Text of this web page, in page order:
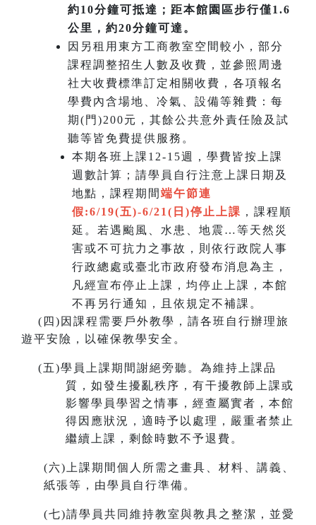
約10分鐘可抵達；距本館園區步行僅1.6
公里，約20分鐘可達。
因另租用東方工商教室空間較小，部分
課程調整招生人數及收費，並參照周邊
社大收費標準訂定相關收費，各項報名
學費內含場地、冷氣、設備等雜費：每
期(門)200元，其餘公共意外責任險及試
聽等皆免費提供服務。
本期各班上課12-15週，學費皆按上課
週數計算；請學員自行注意上課日期及
地點，課程期間 端午節連
假:6/19(五)-6/21(日)停止上課 ，課程順
延。若遇颱風、水患、地震…等天然災
害或不可抗力之事故，則依行政院人事
行政總處或臺北市政府發布消息為主，
凡經宣布停止上課，均停止上課，本館
不再另行通知，且依規定不補課。
( 四)因課程需要戶外教學，請各班自行辦理旅
遊平安險，以確保教學安全。
(五)學員上課期間謝絕旁聽。為維持上課品
質，如發生擾亂秩序，有干擾教師上課或
影響學員學習之情事，經查屬實者，本館
得因應狀況，適時予以處理，嚴重者禁止
繼續上課，剩餘時數不予退費。
(六)上課期間個人所需之畫具、材料、講義、
紙張等，由學員自行準備。
(七)請學員共同維持教室與教具之整潔，並愛